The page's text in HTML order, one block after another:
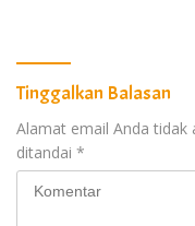
Tinggalkan Balasan
Alamat email Anda tidak
ditandai *